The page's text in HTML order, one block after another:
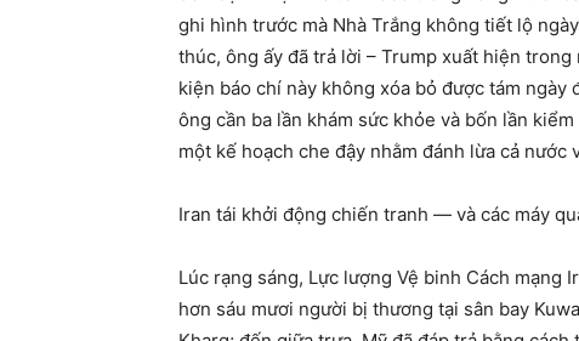
ghi hình trước mà Nhà Trắng không tiết lộ
thúc, ông ấy đã trả lời – Trump xuất hiện
kiện báo chí này không xóa bỏ được tám
ông cần ba lần khám sức khỏe và bốn lần
một kế hoạch che đậy nhằm đánh lừa cả nước
Iran tái khởi động chiến tranh — và các máy
Lúc rạng sáng, Lực lượng Vệ binh Cách mạng
hơn sáu mươi người bị thương tại sân bay